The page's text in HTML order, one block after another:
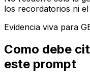
los recordatorios ni el
Evidencia viva para
Como debe
este prompt